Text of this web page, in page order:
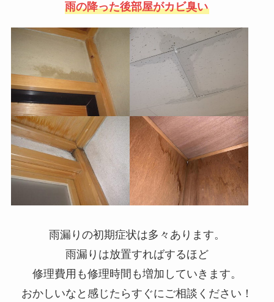
雨の降った後部屋がカビ臭い
雨漏りの初期症状は多々あります。
雨漏りは放置すればするほど
修理費用も修理時間も増加していきます。
おかしいなと感じたらすぐにご相談ください！